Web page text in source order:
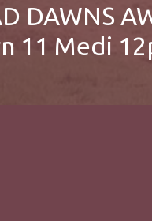
DAWNS
11 Medi